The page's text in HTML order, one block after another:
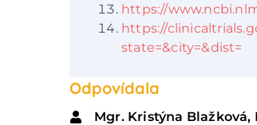
https://
https://
state=&city=&dist=
Odpovídala
Mgr. Kristýna Blažková,